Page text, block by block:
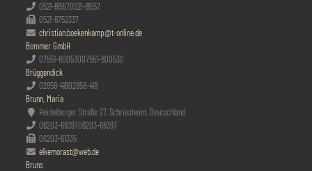
0521-815570521-81557
0521-8752337
christian.boekenkamp@t-online.de
Bommer GmbH
07551-80053007551-800530
Brüggendick
02858-41802858-418
Brunn, Maria
Heidelberger Straße 27, Schriesheim, Deutschland
06203-6839706203-68397
06203-61335
elkemorast@web.de
Bruns